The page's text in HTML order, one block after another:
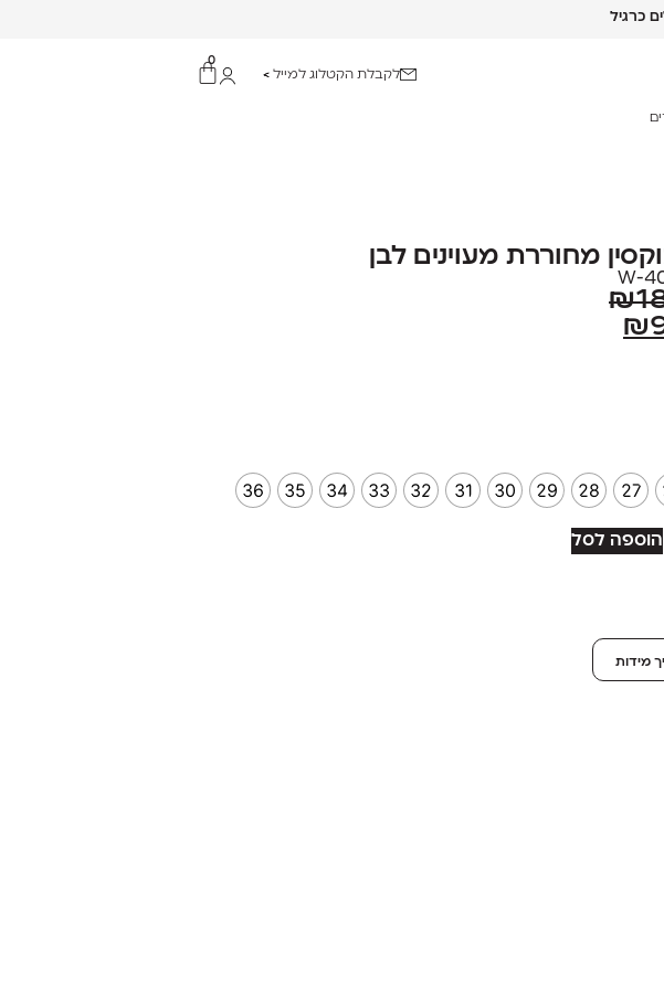
כרגיל
לקבלת הקטלוג למייל >
0
מחוררת מעוינים לבן
₪
₪
27
28
29
30
31
32
33
34
35
36
הוספה לסל
מידות